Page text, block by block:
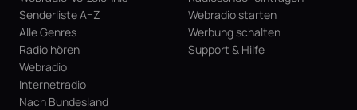
Senderliste A–Z
Alle Genres
Radio hören
Webradio
Internetradio
Nach Bundesland
Webradio starten
Werbung schalten
Support & Hilfe